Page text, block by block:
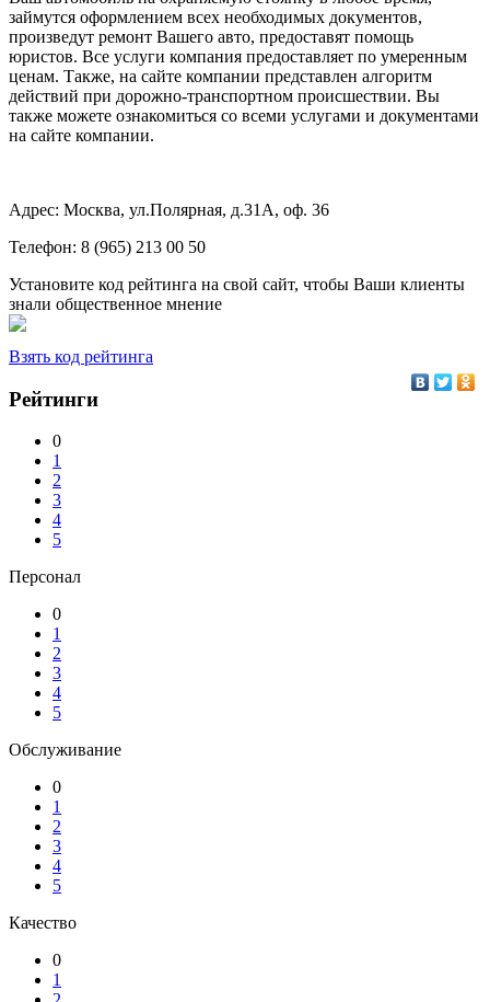
займутся оформлением всех необходимых документов,
произведут ремонт Вашего авто, предоставят помощь
юристов. Все услуги компания предоставляет по умеренным
ценам. Также, на сайте компании представлен алгоритм
действий при дорожно-транспортном происшествии. Вы
также можете ознакомиться со всеми услугами и документами
на сайте компании.
Адрес: Москва, ул.Полярная, д.31А, оф. 36
Телефон: 8 (965) 213 00 50
Установите код рейтинга на свой сайт, чтобы Ваши клиенты
знали общественное мнение
Взять код рейтинга
Рейтинги
0
1
2
3
4
5
Персонал
0
1
2
3
4
5
Обслуживание
0
1
2
3
4
5
Качество
0
1